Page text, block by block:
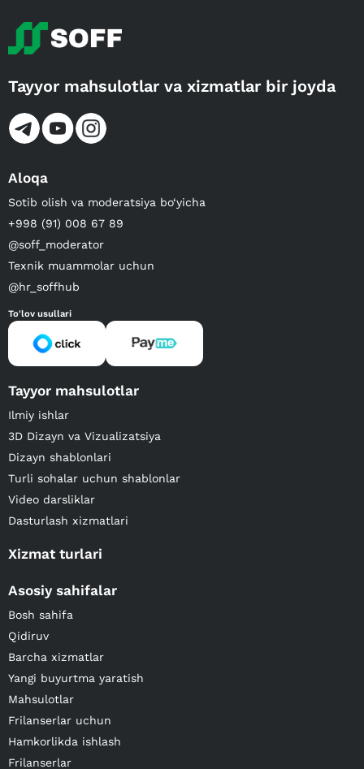
Tayyor mahsulotlar va xizmatlar bir joyda
Aloqa
Sotib olish va moderatsiya bo‘yicha
+998 (91) 008 67 89
@soff_moderator
Texnik muammolar uchun
@hr_soffhub
To'lov usullari
Tayyor mahsulotlar
Ilmiy ishlar
3D Dizayn va Vizualizatsiya
Dizayn shablonlari
Turli sohalar uchun shablonlar
Video darsliklar
Dasturlash xizmatlari
Xizmat turlari
Asosiy sahifalar
Bosh sahifa
Qidiruv
Barcha xizmatlar
Yangi buyurtma yaratish
Mahsulotlar
Frilanserlar uchun
Hamkorlikda ishlash
Frilanserlar